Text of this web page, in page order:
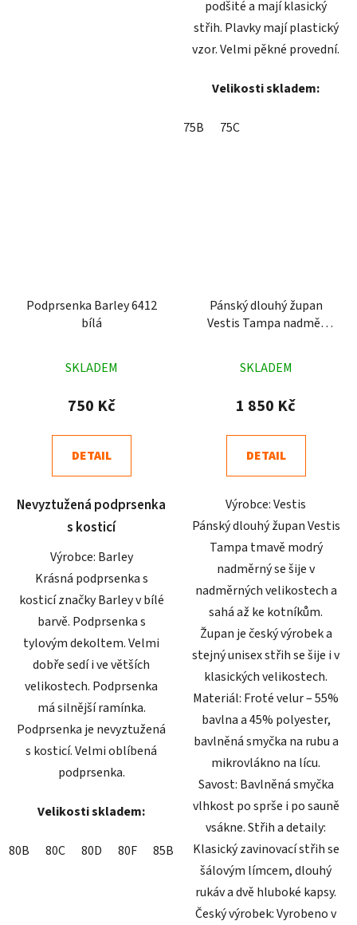
podšité a mají klasický
střih. Plavky mají plastický
vzor. Velmi pěkné provední.
Velikosti skladem:
75B 75C
Podprsenka Barley 6412
bílá
hodnocení
produktu
5,0
z
hvězdiček.
SKLADEM
750 Kč
DETAIL
Nevyztužená podprsenka
s kosticí
Výrobce: Barley
Krásná podprsenka s
kosticí značky Barley v bílé
barvě. Podprsenka s
tylovým dekoltem. Velmi
dobře sedí i ve větších
velikostech. Podprsenka
má silnější ramínka.
Podprsenka je nevyztužená
s kosticí. Velmi oblíbená
podprsenka.
Velikosti skladem:
80B 80C 80D 80F 85B 85D 85E 90B 90C 90D
Pánský dlouhý župan
Vestis Tampa nadměr
hodnocení
produktu
4,3
z
hvězdiček.
SKLADEM
1 850 Kč
DETAIL
Výrobce: Vestis
Pánský dlouhý župan Vestis
Tampa tmavě modrý
nadměrný se šije v
nadměrných velikostech a
sahá až ke kotníkům.
Župan je český výrobek a
stejný unisex střih se šije i v
klasických velikostech.
Materiál: Froté velur – 55%
bavlna a 45% polyester,
bavlněná smyčka na rubu a
mikrovlákno na lícu.
Savost: Bavlněná smyčka
vlhkost po sprše i po sauně
vsákne. Střih a detaily:
Klasický zavinovací střih se
šálovým límcem, dlouhý
rukáv a dvě hluboké kapsy.
Český výrobek: Vyrobeno v